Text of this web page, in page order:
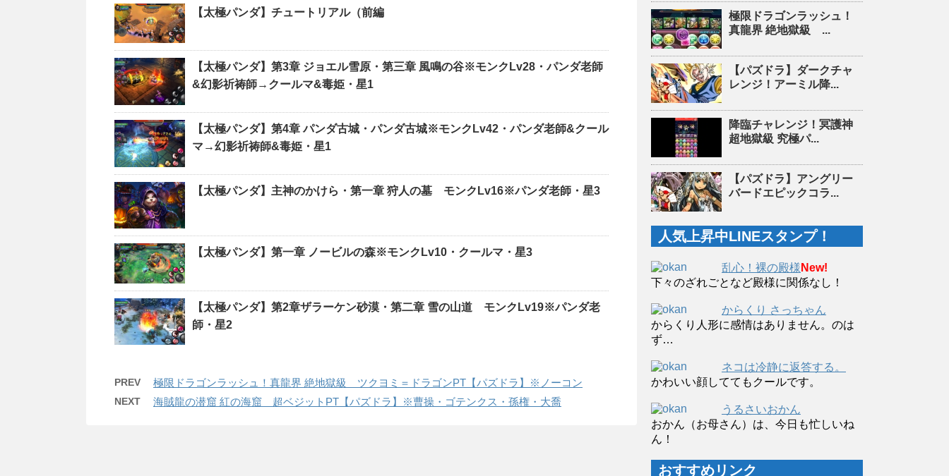
【太極パンダ】チュートリアル（前編
【太極パンダ】第3章 ジョエル雪原・第三章 風鳴の谷※モンクLv28・パンダ老師
&幻影祈祷師→クールマ&毒姫・星1
【太極パンダ】第4章 パンダ古城・パンダ古城※モンクLv42・パンダ老師&クール
マ→幻影祈祷師&毒姫・星1
【太極パンダ】主神のかけら・第一章 狩人の墓 モンクLv16※パンダ老師・星3
【太極パンダ】第一章 ノービルの森※モンクLv10・クールマ・星3
【太極パンダ】第2章ザラーケン砂漠・第二章 雪の山道 モンクLv19※パンダ老
師・星2
PREV 極限ドラゴンラッシュ！真龍界 絶地獄級 ツクヨミ＝ドラゴンPT【パズドラ】※ノーコン
NEXT 海賊龍の潜窟 紅の海窟 超ベジットPT【パズドラ】※曹操・ゴテンクス・孫権・大喬
極限ドラゴンラッシュ！
真龍界 絶地獄級 ...
【パズドラ】ダークチャ
レンジ！アーミル降...
降臨チャレンジ！冥護神
超地獄級 究極パ...
【パズドラ】アングリー
バードエピックコラ...
人気上昇中LINEスタンプ！
乱心！裸の殿様 New!
下々のざれごとなど殿様に関係なし！
からくり さっちゃん
からくり人形に感情はありません。のは
ず…
ネコは冷静に返答する。
かわいい顔しててもクールです。
うるさいおかん
おかん（お母さん）は、今日も忙しいね
ん！
おすすめリンク